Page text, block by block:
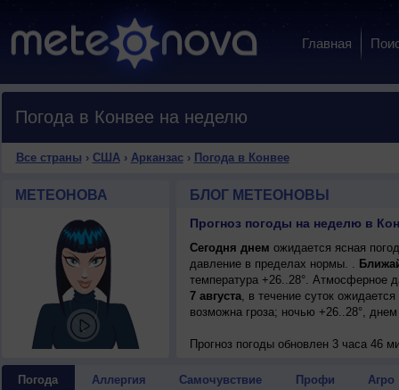
Главная
Погода в Конвее на неделю
Все страны › США› Арканзас› Погода в Конвее
МЕТЕОНОВА БЛОГ МЕТЕОНОВЫ
Прогноз погоды на неделю в
Сегодня днем ожидается ясная
давление в пределах нормы. .
температура +26..28°. Атмосферное
7 августа, в течение суток
возможна гроза; ночью +26..28°,
Прогноз погоды обновлен 3 часа 46
Погода Аллергия Самочувствие Профи Агро